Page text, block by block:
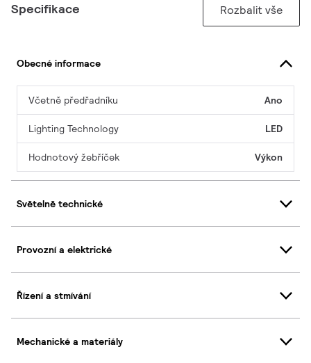
Specifikace Rozbalit vše
Obecné informace
Včetně předřadníku Ano
Lighting Technology LED
Hodnotový žebříček Výkon
Světelně technické
Provozní a elektrické
Řízení a stmívání
Mechanické a materiály